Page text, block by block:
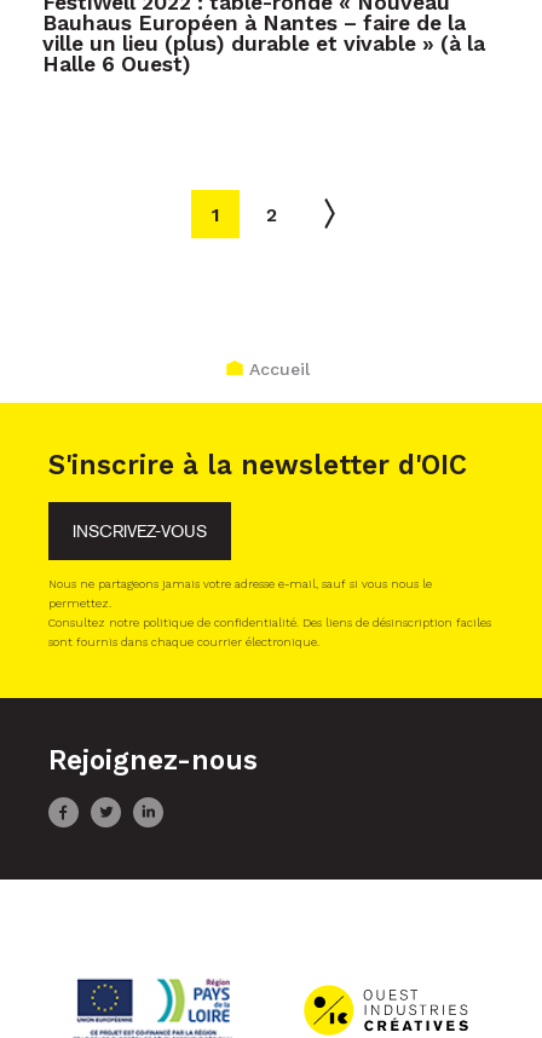
Bauhaus Européen à Nantes – faire de la
ville un lieu (plus) durable et vivable » (à la
Halle 6 Ouest)
1 2
Accueil
S'inscrire à la newsletter d'OIC
INSCRIVEZ-VOUS
Nous ne partageons jamais votre adresse e-mail, sauf si vous nous le
permettez.
Consultez notre politique de confidentialité. Des liens de désinscription faciles
sont fournis dans chaque courrier électronique.
Rejoignez-nous